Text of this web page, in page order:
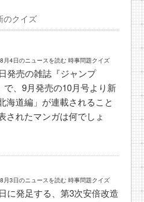
のクイズ
月4日のニュースを読む 時事問題クイズ
発売の雑誌『ジャンプ
で、9月発売の10月号より新
海道編」が連載されること
されたマンガは何でしょ
月3日のニュースを読む 時事問題クイズ
に発足する、第3次安倍改造